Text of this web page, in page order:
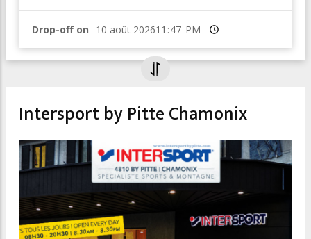
Drop-off on Heure
Intersport by Pitte Chamonix